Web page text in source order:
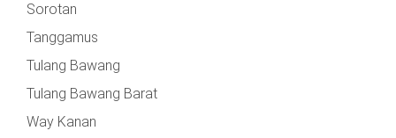
Sorotan
Tanggamus
Tulang Bawang
Tulang Bawang Barat
Way Kanan